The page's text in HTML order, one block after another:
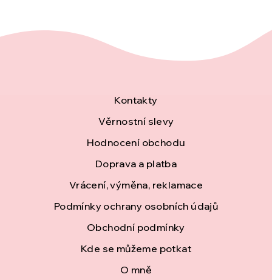
Kontakty
Věrnostní slevy
Hodnocení obchodu
Doprava a platba
Vrácení, výměna, reklamace
Podmínky ochrany osobních údajů
Obchodní podmínky
Kde se můžeme potkat
O mně